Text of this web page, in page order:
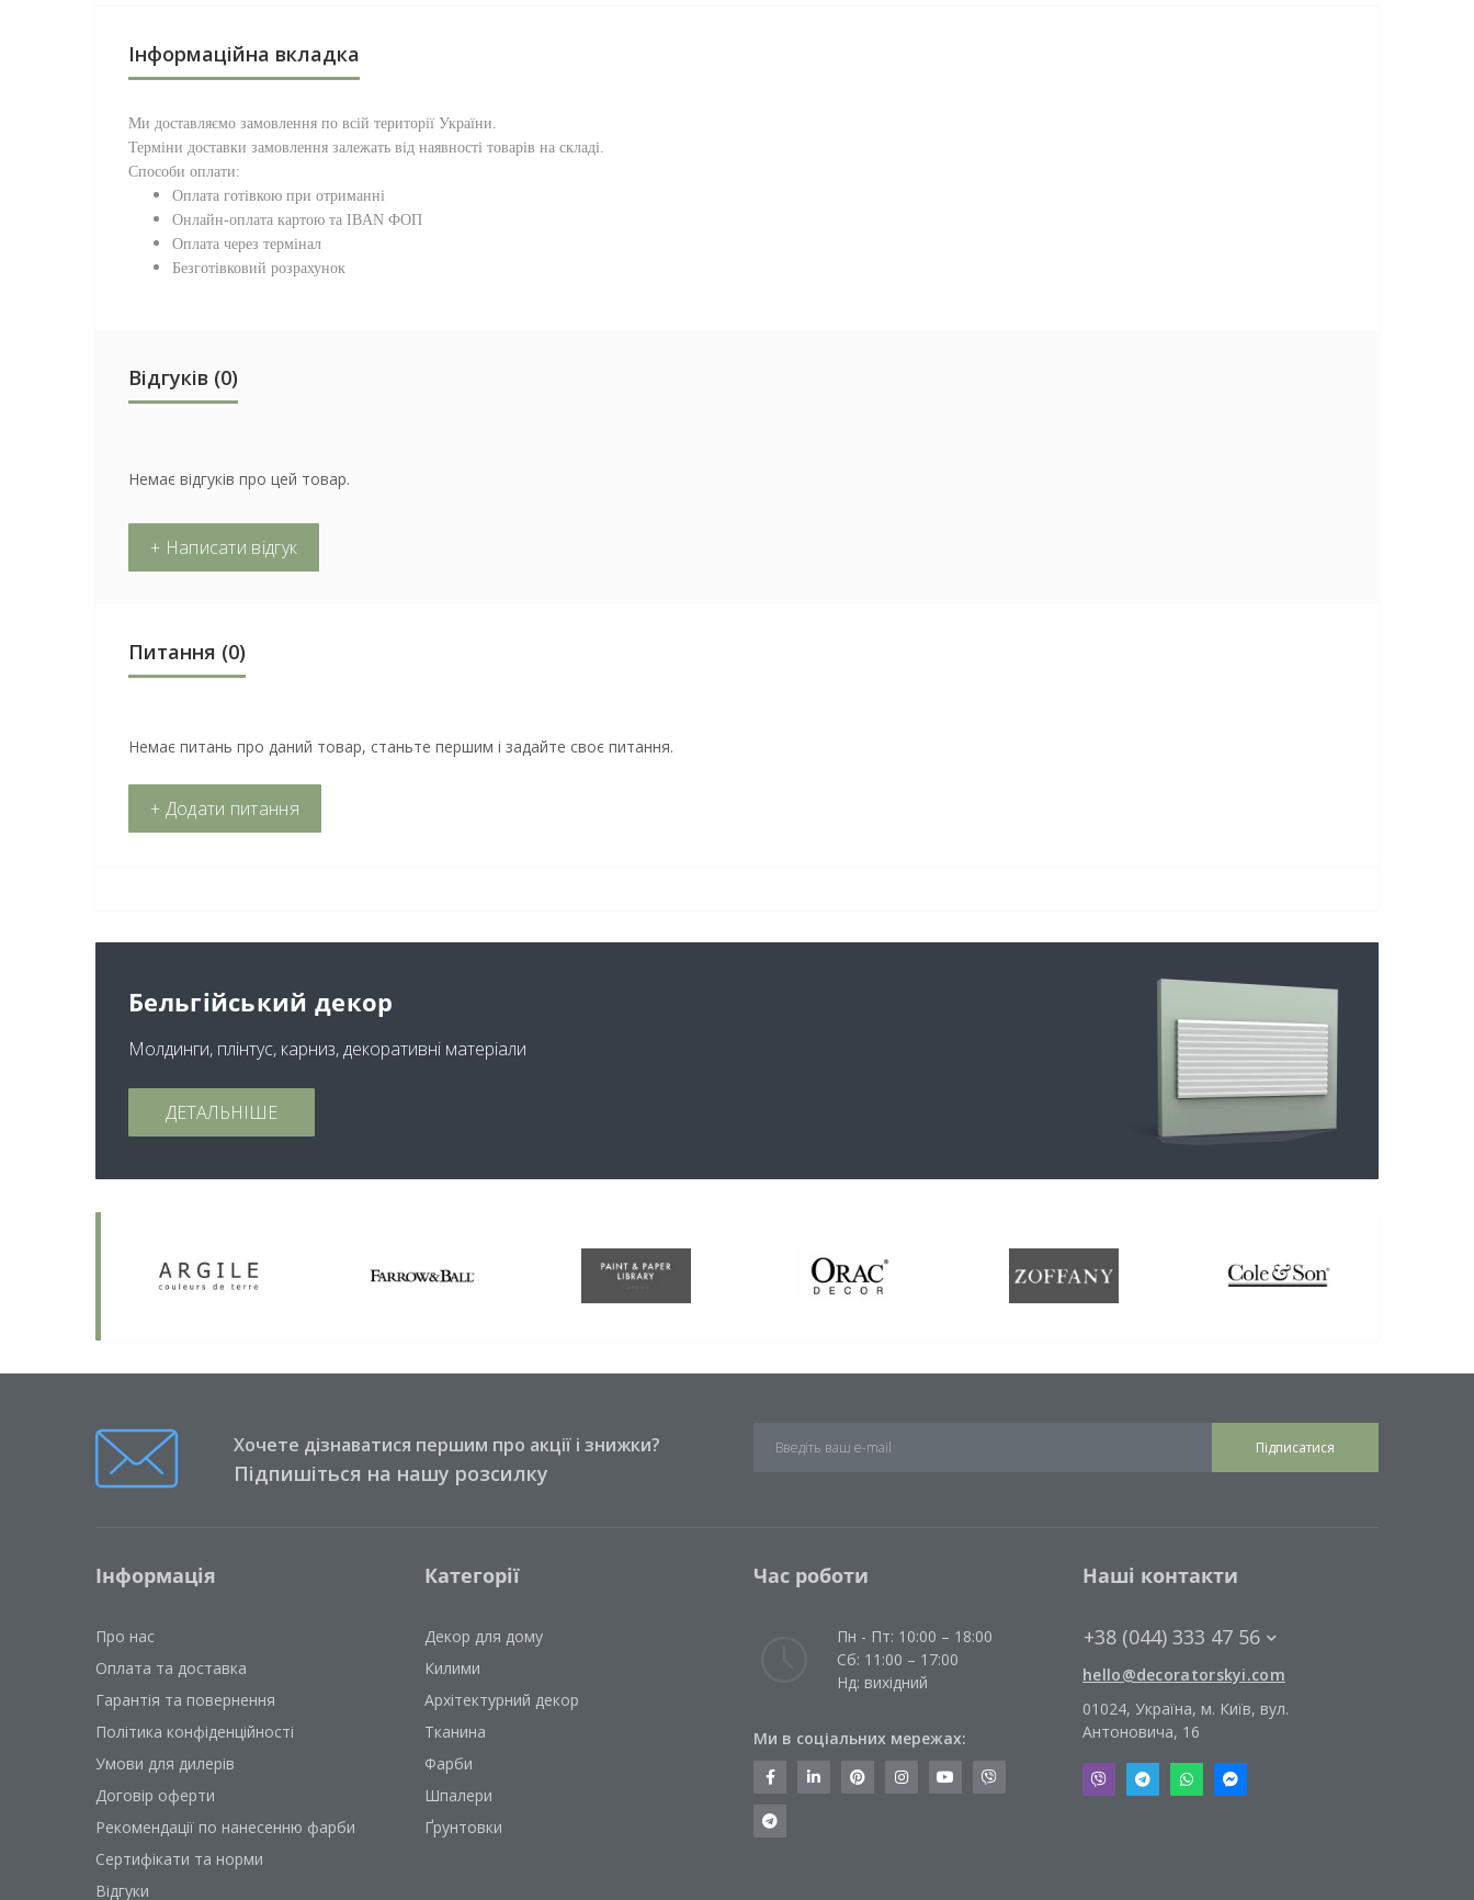
Інформаційна вкладка
Ми доставляємо замовлення по всій території України.
Терміни доставки замовлення залежать від наявності товарів на складі.
Способи оплати:
Оплата готівкою при отриманні
Онлайн-оплата картою та IBAN ФОП
Оплата через термінал
Безготівковий розрахунок
Відгуків (0)
Немає відгуків про цей товар.
+ Написати відгук
Питання (0)
Немає питань про даний товар, станьте першим і задайте своє питання.
+ Додати питання
Бельгійський декор
Молдинги, плінтус, карниз, декоративні матеріали
ДЕТАЛЬНІШЕ
Хочете дізнаватися першим про акції і знижки?
Підпишіться на нашу розсилку
Підписатися
Інформація
Про нас
Оплата та доставка
Гарантія та повернення
Політика конфіденційності
Умови для дилерів
Договір оферти
Рекомендації по нанесенню фарби
Сертифікати та норми
Відгуки
Категорії
Декор для дому
Килими
Архітектурний декор
Тканина
Фарби
Шпалери
Ґрунтовки
Час роботи
Пн - Пт: 10:00 – 18:00
Сб: 11:00 – 17:00
Нд: вихідний
Ми в соціальних мережах:
Наші контакти
+38 (044) 333 47 56
hello@decoratorskyi.com
01024, Україна, м. Київ, вул.
Антоновича, 16